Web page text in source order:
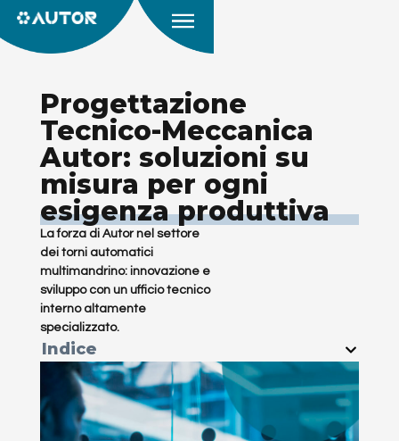
Progettazione
Tecnico-Meccanica
Autor: soluzioni su
misura per ogni
esigenza produttiva
La forza di Autor nel settore
dei torni automatici
multimandrino: innovazione e
sviluppo con un ufficio tecnico
interno altamente
specializzato.
Indice